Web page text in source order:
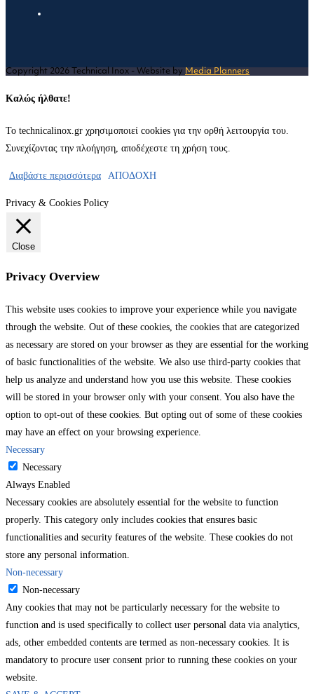
tab
new
Copyright 2026 Technical Inox - Website by Media Planners
Καλώς ήλθατε!
Το technicalinox.gr χρησιμοποιεί cookies για την ορθή λειτουργία του.
Συνεχίζοντας την πλοήγηση, αποδέχεστε τη χρήση τους.
Διαβάστε περισσότερα ΑΠΟΔΟΧΗ
Privacy & Cookies Policy
Close
Privacy Overview
This website uses cookies to improve your experience while you navigate
through the website. Out of these cookies, the cookies that are categorized
as necessary are stored on your browser as they are essential for the working
of basic functionalities of the website. We also use third-party cookies that
help us analyze and understand how you use this website. These cookies
will be stored in your browser only with your consent. You also have the
option to opt-out of these cookies. But opting out of some of these cookies
may have an effect on your browsing experience.
Necessary
Necessary
Always Enabled
Necessary cookies are absolutely essential for the website to function
properly. This category only includes cookies that ensures basic
functionalities and security features of the website. These cookies do not
store any personal information.
Non-necessary
Non-necessary
Any cookies that may not be particularly necessary for the website to
function and is used specifically to collect user personal data via analytics,
ads, other embedded contents are termed as non-necessary cookies. It is
mandatory to procure user consent prior to running these cookies on your
website.